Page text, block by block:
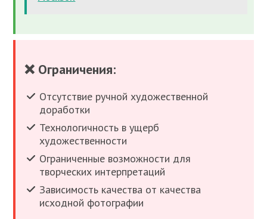
❌ Ограничения:
Отсутствие ручной художественной
доработки
Технологичность в ущерб
художественности
Ограниченные возможности для
творческих интерпретаций
Зависимость качества от качества
исходной фотографии